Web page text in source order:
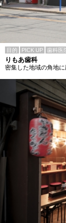
目的 PICK UP 歯科医
りもあ歯科
密集した地域の角地